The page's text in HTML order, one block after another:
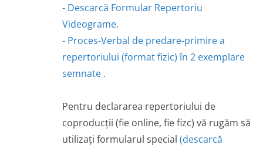
- Descarcă Formular Repertoriu
Videograme.
- Proces-Verbal de predare-primire a
repertoriului (format fizic) în 2 exemplare
semnate .
Pentru declararea repertoriului de
coproducții (fie online, fie fizc) vă rugăm să
utilizați formularul special (descarcă